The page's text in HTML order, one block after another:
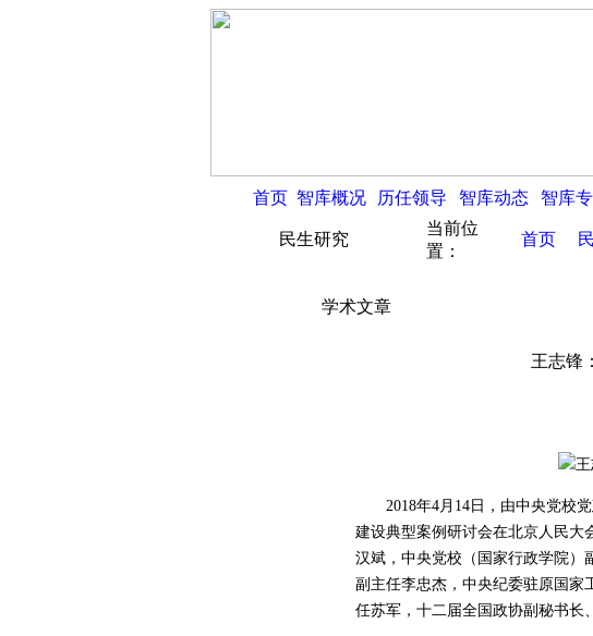
首页 智库概况 历任领导 智库动态 智库
民生研究
当前位
置：
首页
学术文章
王志锋
2018年4月14日，由中央党校党
建设典型案例研讨会在北京人民大
汉斌，中央党校（国家行政学院）
副主任李忠杰，中央纪委驻原国家
任苏军，十二届全国政协副秘书长